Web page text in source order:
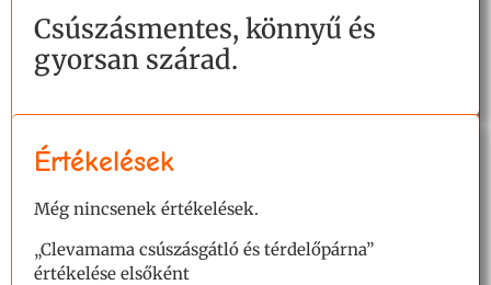
Csúszásmentes, könnyű és
gyorsan szárad.
Értékelések
Még nincsenek értékelések.
„Clevamama csúszásgátló és térdelőpárna”
értékelése elsőként